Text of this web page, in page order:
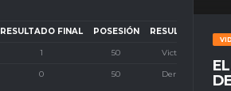
RESULTADO FINAL POSESIÓN RESULTADO
1 50 Victoria
0 50 Derrota